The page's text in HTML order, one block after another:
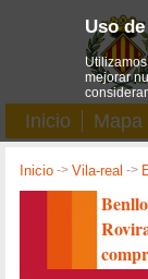
Inicio Mapa
Inicio ->Vila-real ->
Uso
mejorar